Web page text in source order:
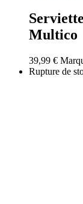
Multico
39,99 €
Rupture de